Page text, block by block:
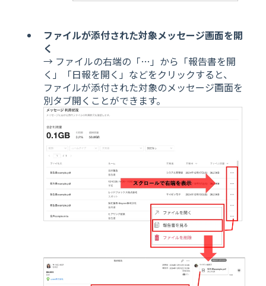
ファイルが添付された対象メッセージ画面を開
く
→ ファイルの右端の「…」から「報告書を開
く」「日報を開く」などをクリックすると、
ファイルが添付された対象のメッセージ画面を
別タブ開くことができます。